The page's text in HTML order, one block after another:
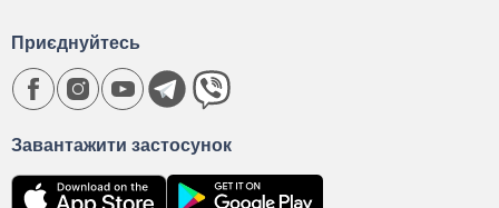
Завантажити застосунок
Приєднуйтесь